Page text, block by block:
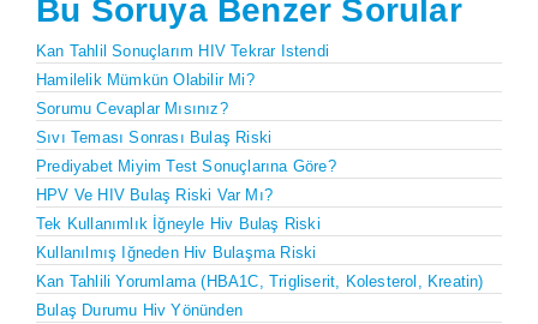
Bu Soruya Benzer Sorular
Kan Tahlil Sonuçlarım HIV Tekrar Istendi
Hamilelik Mümkün Olabilir Mi?
Sorumu Cevaplar Mısınız?
Sıvı Teması Sonrası Bulaş Riski
Prediyabet Miyim Test Sonuçlarına Göre?
HPV Ve HIV Bulaş Riski Var Mı?
Tek Kullanımlık İğneyle Hiv Bulaş Riski
Kullanılmış Iğneden Hiv Bulaşma Riski
Kan Tahlili Yorumlama (HBA1C, Trigliserit, Kolesterol, Kreatin)
Bulaş Durumu Hiv Yönünden